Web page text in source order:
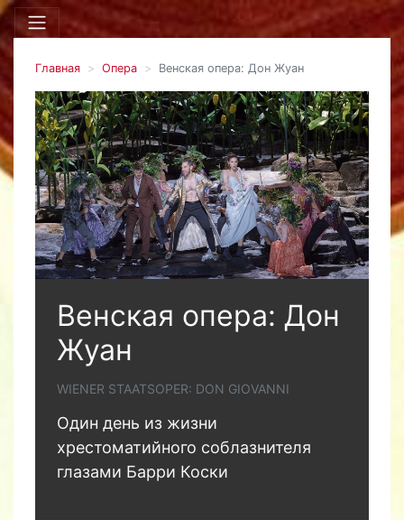
Главная Опера Венская опера: Дон Жуан
Венская опера: Дон
Жуан
WIENER STAATSOPER: DON GIOVANNI
Один день из жизни
хрестоматийного соблазнителя
глазами Барри Коски